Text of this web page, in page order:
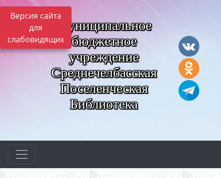
Версия сайта
для
слабовидящих
Муниципальное
бюджетное
учреждение
Среднечелбасская
Поселенческая
Библиотека